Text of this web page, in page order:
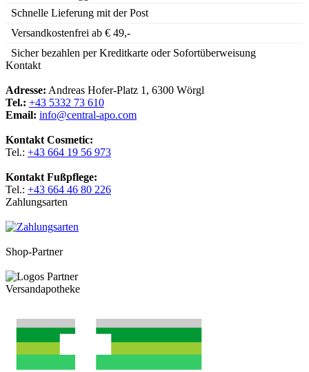
Schnelle Lieferung mit der Post
Versandkostenfrei ab € 49,-
Sicher bezahlen per Kreditkarte oder Sofortüberweisung
Kontakt
Adresse: Andreas Hofer-Platz 1, 6300 Wörgl
Tel.: +43 5332 73 610
Email: info@central-apo.com
Kontakt Cosmetic:
Tel.: +43 664 19 56 973
Kontakt Fußpflege:
Tel.: +43 664 46 80 226
Zahlungsarten
Shop-Partner
Versandapotheke